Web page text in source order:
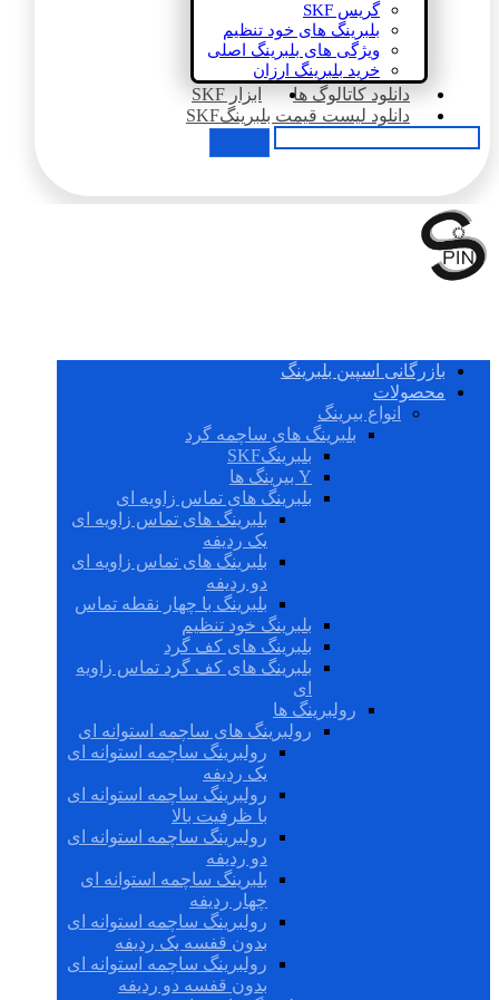
گریس SKF
بلبرینگ های خود تنظیم
ویژگی های بلبرینگ اصلی
خرید بلبرینگ ارزان
دانلود کاتالوگ ها
ابزار SKF
دانلود لیست قیمت بلبرینگSKF
بازرگانی اسپین بلبرینگ
محصولات
انواع بیرینگ
بلبرینگ های ساچمه گرد
بلبرینگSKF
Y بیرینگ ها
بلبرینگ های تماس زاویه ای
بلبرینگ های تماس زاویه ای
یک ردیفه
بلبرینگ های تماس زاویه ای
دو ردیفه
بلبرینگ با چهار نقطه تماس
بلبرینگ خود تنظیم
بلبرینگ های کف گرد
بلبرینگ های کف گرد تماس زاویه
ای
رولبرینگ ها
رولبرینگ های ساچمه استوانه ای
رولبرینگ ساچمه استوانه ای
یک ردیفه
رولبرینگ ساچمه استوانه ای
با ظرفیت بالا
رولبرینگ ساچمه استوانه ای
دو ردیفه
بلبرینگ ساچمه استوانه ای
چهار ردیفه
رولبرینگ ساچمه استوانه ای
بدون قفسه یک ردیفه
رولبرینگ ساچمه استوانه ای
بدون قفسه دو ردیفه